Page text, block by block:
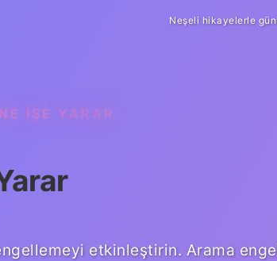
Neşeli hikayelerle
IŞE YARAR
etkinleştirin. Arama